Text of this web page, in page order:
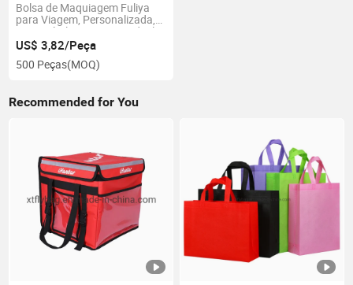
Bolsa de Maquiagem Fuliya
para Viagem, Personalizada,
Expansível e Suspensa, Ideal
para Cosméticos e Produtos
de Higiene
US$ 3,82/Peça
500 Peças(MOQ)
Recommended for You